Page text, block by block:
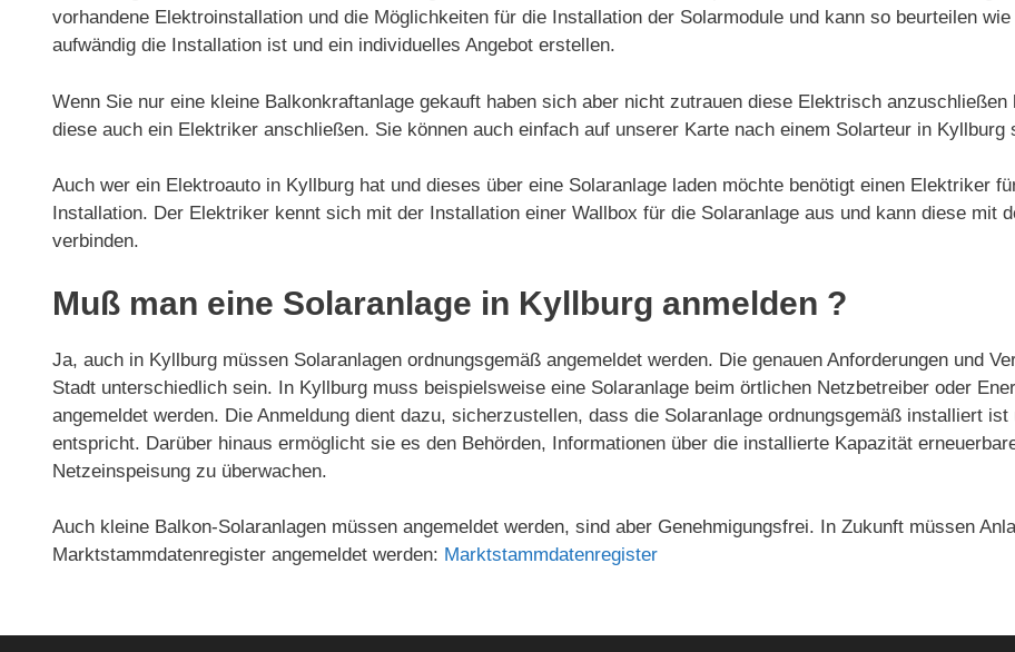
vorhandene Elektroinstallation und die Möglichkeiten für die Installation der Solarmodule und kann so beurteilen wie
aufwändig die Installation ist und ein individuelles Angebot erstellen.
Wenn Sie nur eine kleine Balkonkraftanlage gekauft haben sich aber nicht zutrauen diese Elektrisch anzuschließen
diese auch ein Elektriker anschließen. Sie können auch einfach auf unserer Karte nach einem Solarteur in Kyllburg
Auch wer ein Elektroauto in Kyllburg hat und dieses über eine Solaranlage laden möchte benötigt einen Elektriker
Installation. Der Elektriker kennt sich mit der Installation einer Wallbox für die Solaranlage aus und kann diese mit
verbinden.
Muß man eine Solaranlage in Kyllburg anmelden ?
Ja, auch in Kyllburg müssen Solaranlagen ordnungsgemäß angemeldet werden. Die genauen Anforderungen und
Stadt unterschiedlich sein. In Kyllburg muss beispielsweise eine Solaranlage beim örtlichen Netzbetreiber oder
angemeldet werden. Die Anmeldung dient dazu, sicherzustellen, dass die Solaranlage ordnungsgemäß installiert
entspricht. Darüber hinaus ermöglicht sie es den Behörden, Informationen über die installierte Kapazität
Netzeinspeisung zu überwachen.
Auch kleine Balkon-Solaranlagen müssen angemeldet werden, sind aber Genehmigungsfrei. In Zukunft müssen
Marktstammdatenregister angemeldet werden: Marktstammdatenregister